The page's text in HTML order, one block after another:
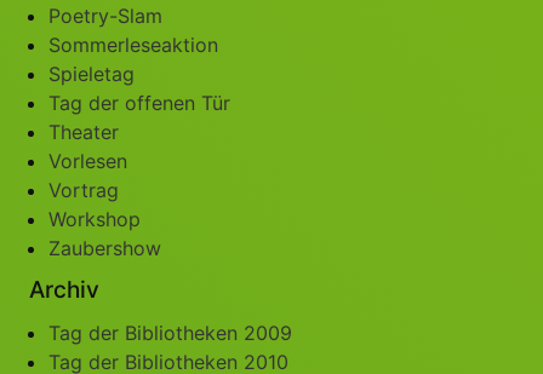
Poetry-Slam
Sommerleseaktion
Spieletag
Tag der offenen Tür
Theater
Vorlesen
Vortrag
Workshop
Zaubershow
Archiv
Tag der Bibliotheken 2009
Tag der Bibliotheken 2010